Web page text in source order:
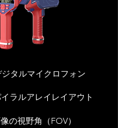
ジタルマイクロフォン
ラルアレイレイアウト
の視野角（FOV）